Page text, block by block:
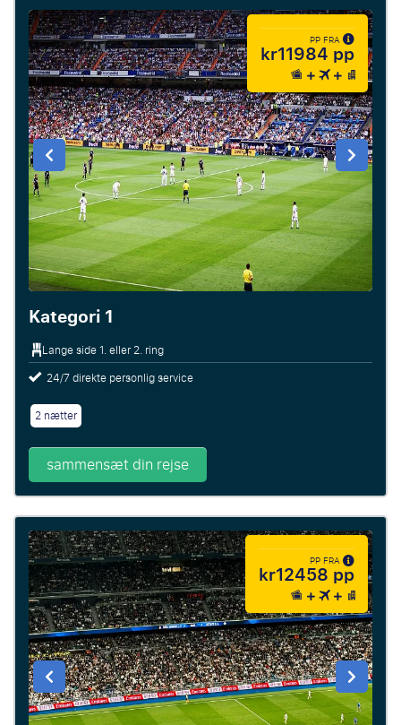
PP FRA
kr11984 pp
Kategori 1
Lange side 1. eller 2. ring
24/7 direkte personlig service
2 nætter
sammensæt din rejse
PP FRA
kr12458 pp